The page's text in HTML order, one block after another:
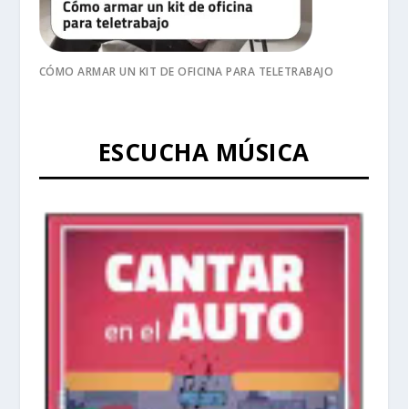
CÓMO ARMAR UN KIT DE OFICINA PARA TELETRABAJO
ESCUCHA MÚSICA